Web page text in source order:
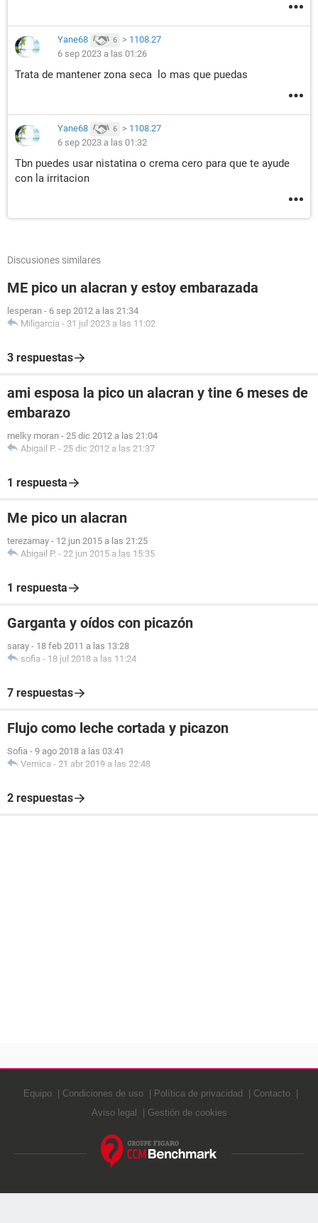
Yane68 6 > 1108.27
6 sep 2023 a las 01:26
Trata de mantener zona seca lo mas que puedas
Yane68 6 > 1108.27
6 sep 2023 a las 01:32
Tbn puedes usar nistatina o crema cero para que te ayude
con la irritacion
Discusiones similares
ME pico un alacran y estoy embarazada
lesperan - 6 sep 2012 a las 21:34
Miligarcia - 31 jul 2023 a las 11:02
3 respuestas
ami esposa la pico un alacran y tine 6 meses de
embarazo
melky moran - 25 dic 2012 a las 21:04
Abigail P. - 25 dic 2012 a las 21:37
1 respuesta
Me pico un alacran
terezamay - 12 jun 2015 a las 21:25
Abigail P. - 22 jun 2015 a las 15:35
1 respuesta
Garganta y oídos con picazón
saray - 18 feb 2011 a las 13:28
sofia - 18 jul 2018 a las 11:24
7 respuestas
Flujo como leche cortada y picazon
Sofia - 9 ago 2018 a las 03:41
Vernica - 21 abr 2019 a las 22:48
2 respuestas
Equipo Condiciones de uso Política de privacidad
Contacto
Aviso legal
Gestión de cookies